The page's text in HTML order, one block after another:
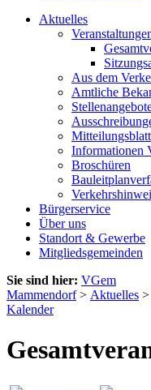
Aktuelles
Aus dem
Amtliche
Mitteilungsblatt
Informationen
Broschüren
Bürgerservice
Über uns
Standort & Gewerbe
Mitgliedsgemeinden
Sie sind hier: VGem
Mammendorf> Aktuelles >
Kalender